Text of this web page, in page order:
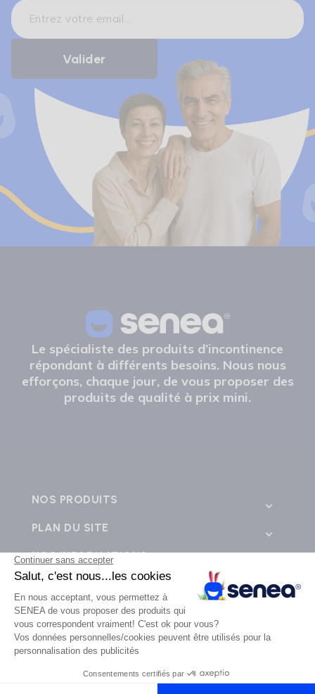
Le spécialiste des produits d’incontinence
répondant à différents besoins. Nous nous
efforçons, chaque jour, de vous proposer des
produits de qualité à prix mini.
NOS PRODUITS
PLAN DU SITE
NOS INFORMATIONS
CONTACTEZ-NOUS
SENEA © 2026 - Tous droits réservés - Création de site e-commerce BWA -